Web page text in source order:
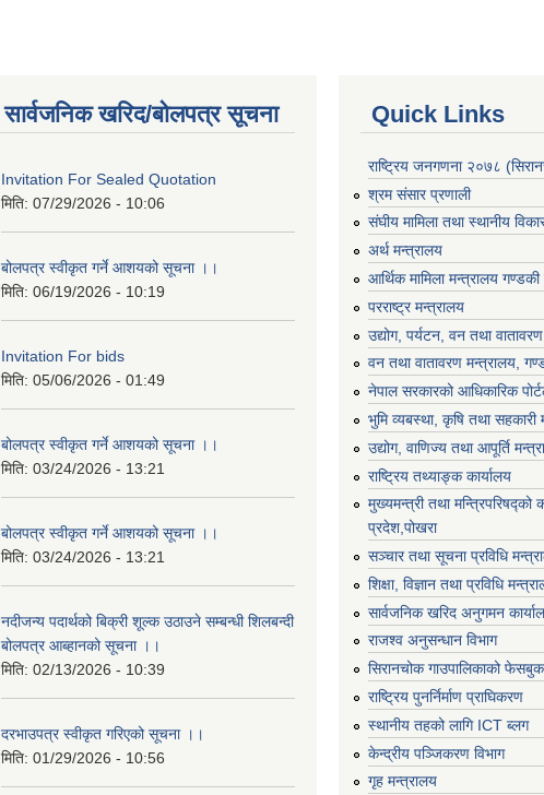
सार्वजनिक खरिद/बोलपत्र सूचना
Invitation For Sealed Quotation
मिति: 07/29/2026 - 10:06
बोलपत्र स्वीकृत गर्ने आशयको सूचना ।।
मिति: 06/19/2026 - 10:19
Invitation For bids
मिति: 05/06/2026 - 01:49
बोलपत्र स्वीकृत गर्ने आशयको सूचना ।।
मिति: 03/24/2026 - 13:21
बोलपत्र स्वीकृत गर्ने आशयको सूचना ।।
मिति: 03/24/2026 - 13:21
नदीजन्य पदार्थको बिक्री शूल्क उठाउने सम्बन्धी शिलबन्दी
बोलपत्र आब्हानको सूचना ।।
मिति: 02/13/2026 - 10:39
दरभाउपत्र स्वीकृत गरिएको सूचना ।।
मिति: 01/29/2026 - 10:56
Quick Links
राष्ट्रिय जनगणना २०७८
श्रम संसार प्रणाली
संघीय मामिला तथा स्थानीय
अर्थ मन्त्रालय
आर्थिक मामिला मन्त्रालय
परराष्ट्र मन्त्रालय
उद्योग, पर्यटन, वन तथा
वन तथा वातावरण मन्त्रालय,
नेपाल सरकारको आधिकारिक
भुमि व्यबस्था, कृषि तथा सहकारी
उद्योग, वाणिज्य तथा आपूर्ति
राष्ट्रिय तथ्याङ्क कार्यालय
मुख्यमन्त्री तथा मन्त्रिपरिषद्को
प्रदेश,पोखरा
सञ्‍चार तथा सूचना प्रविधि
शिक्षा, विज्ञान तथा प्रविधि
सार्वजनिक खरिद अनुगमन
राजश्व अनुसन्धान विभाग
सिरानचोक गाउपालिकाको
राष्ट्रिय पुनर्निर्माण प्राघिकरण
स्थानीय तहको लागि ICT ब्लग
केन्द्रीय पञ्जिकरण विभाग
गृह मन्त्रालय